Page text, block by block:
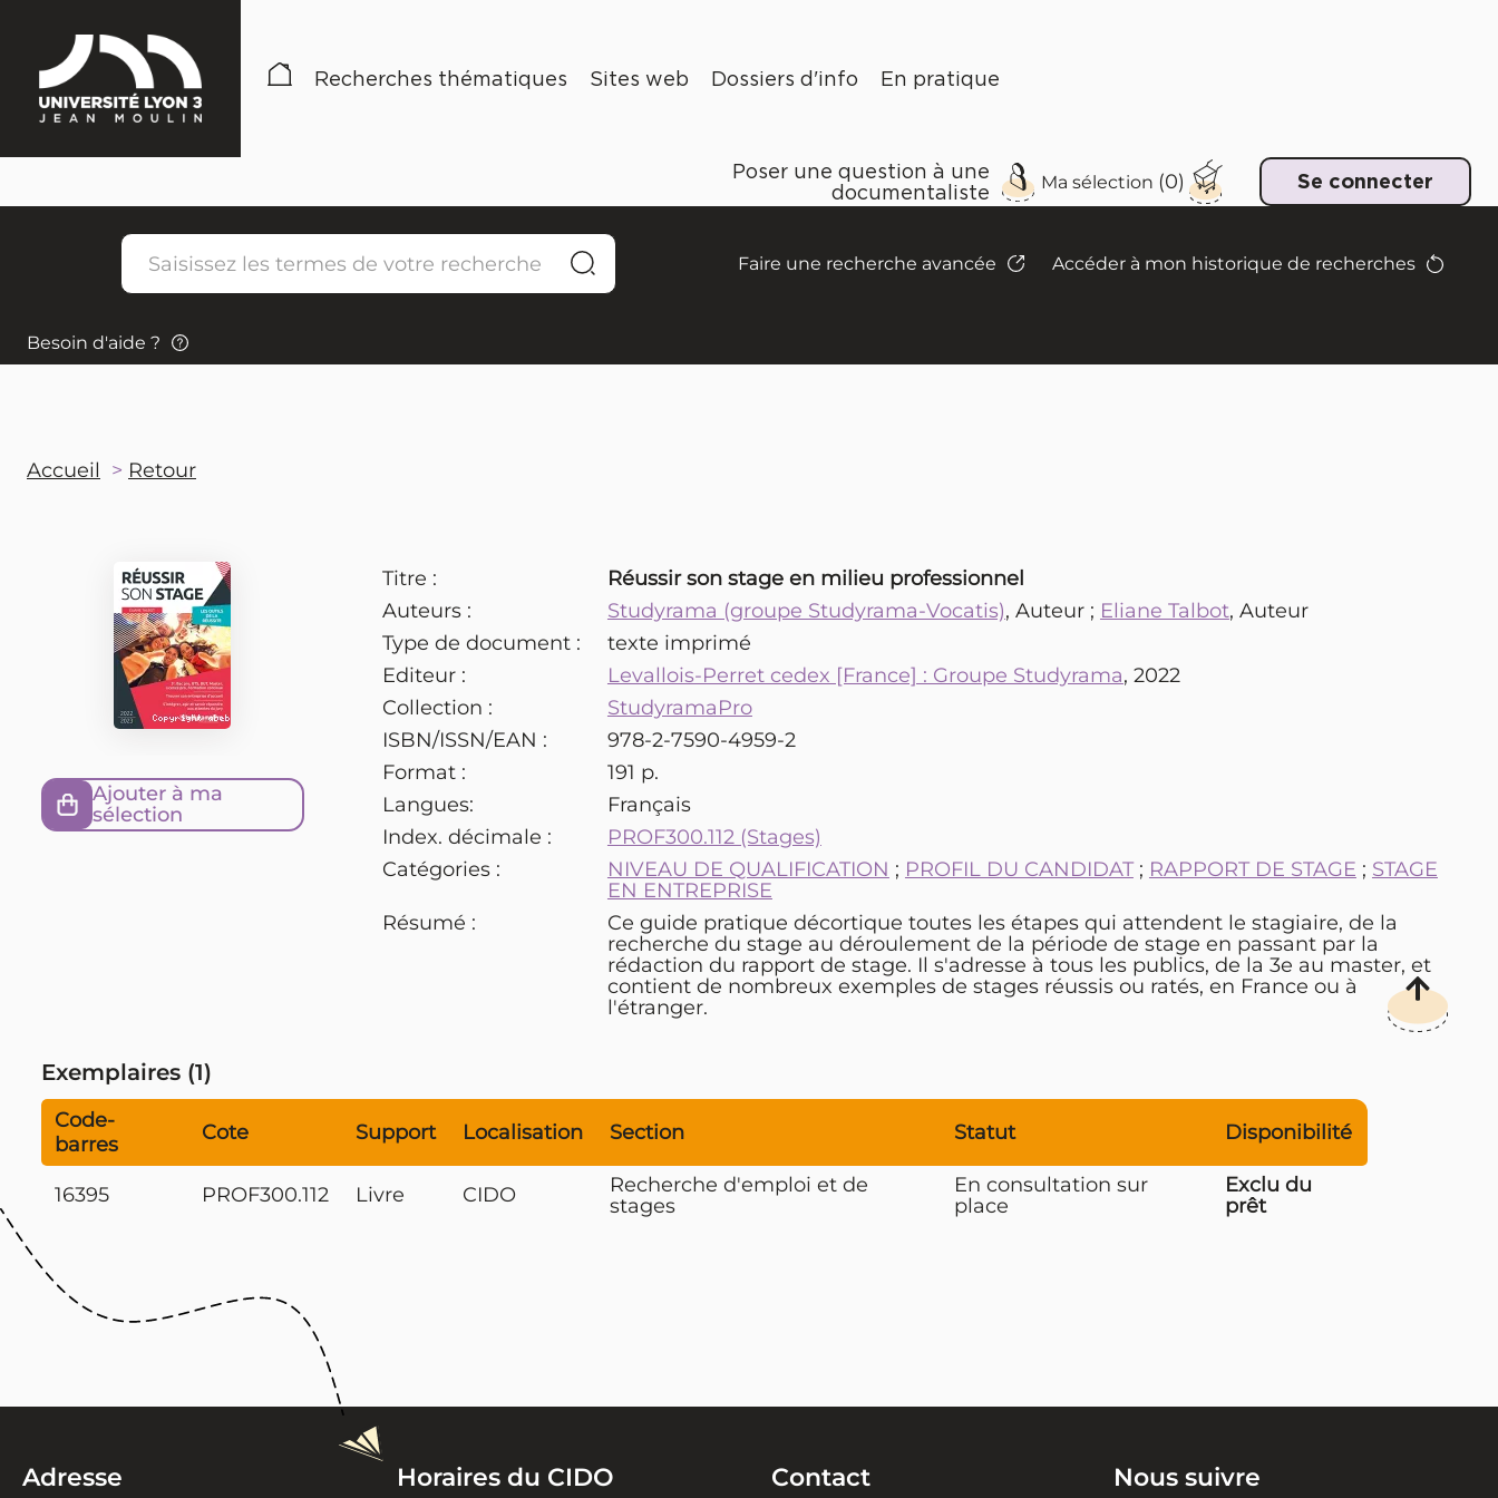
Recherches thématiques Sites web Dossiers d'info En pratique
Poser une question à une
documentaliste
Se connecter
Faire une recherche avancée Accéder à mon historique de recherches
Besoin d'aide ?
Accueil Retour
Ajouter à ma
sélection
Titre :
Réussir son stage en milieu professionnel
Auteurs :
Studyrama (groupe Studyrama-Vocatis), Auteur ; Eliane Talbot, Auteur
Type de document :
texte imprimé
Editeur :
Levallois-Perret cedex [France] : Groupe Studyrama, 2022
Collection :
StudyramaPro
ISBN/ISSN/EAN :
978-2-7590-4959-2
Format :
191 p.
Langues:
Français
Index. décimale :
PROF300.112 (Stages)
Catégories :
NIVEAU DE QUALIFICATION ; PROFIL DU CANDIDAT; RAPPORT DE STAGE ; STAGE
EN ENTREPRISE
Résumé :
Ce guide pratique décortique toutes les étapes qui attendent le stagiaire, de la
recherche du stage au déroulement de la période de stage en passant par la
rédaction du rapport de stage. Il s'adresse à tous les publics, de la 3e au master, et
contient de nombreux exemples de stages réussis ou ratés, en France ou à
l'étranger.
Exemplaires (1)
Code-
barres
Cote Support Localisation Section Statut Disponibilité
16395 PROF300.112 Livre CIDO
Recherche d'emploi et de
stages
En consultation sur
place
Exclu du
prêt
Adresse Horaires du CIDO Contact Nous suivre